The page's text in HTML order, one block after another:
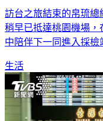
訪台之旅結束的帛琉總
稍早已抵達桃園機場
中陪伴下一同進入採檢
生活